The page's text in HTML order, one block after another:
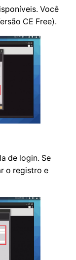
Você
CE Free).
de login. Se
o registro e